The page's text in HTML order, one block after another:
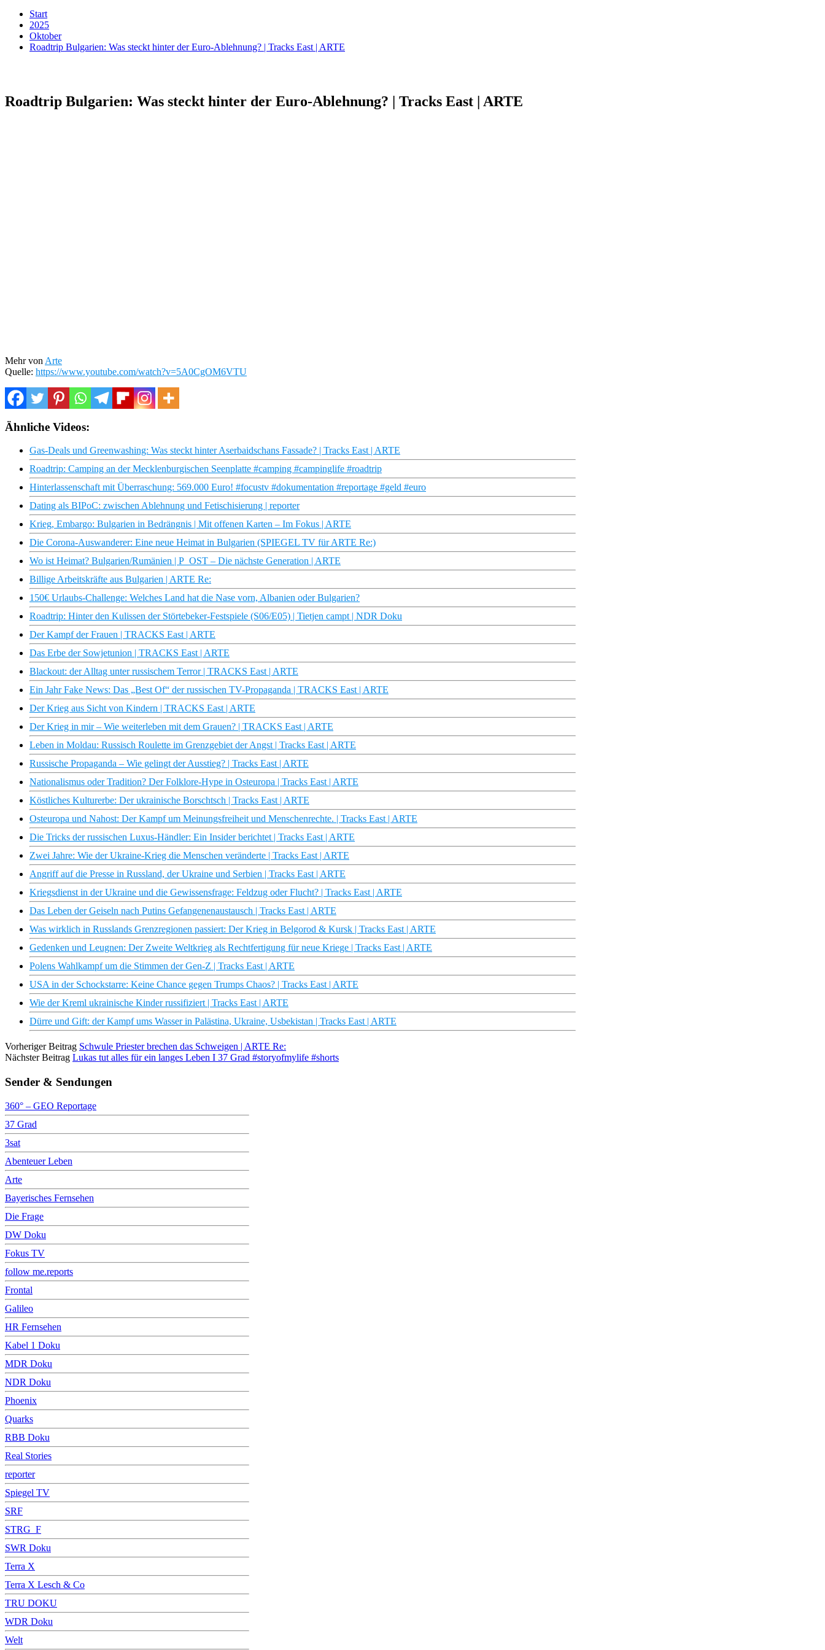
Start
2025
Oktober
Roadtrip Bulgarien: Was steckt hinter der Euro-Ablehnung? | Tracks East | ARTE
Roadtrip Bulgarien: Was steckt hinter der Euro-Ablehnung? | Tracks East | ARTE
Mehr von Arte
Quelle: https://www.youtube.com/watch?v=5A0CgOM6VTU
Ähnliche Videos:
Gas-Deals und Greenwashing: Was steckt hinter Aserbaidschans Fassade? | Tracks East | ARTE
Roadtrip: Camping an der Mecklenburgischen Seenplatte #camping #campinglife #roadtrip
Hinterlassenschaft mit Überraschung: 569.000 Euro! #focustv #dokumentation #reportage #geld #euro
Dating als BIPoC: zwischen Ablehnung und Fetischisierung | reporter
Krieg, Embargo: Bulgarien in Bedrängnis | Mit offenen Karten – Im Fokus | ARTE
Die Corona-Auswanderer: Eine neue Heimat in Bulgarien (SPIEGEL TV für ARTE Re:)
Wo ist Heimat? Bulgarien/Rumänien | P_OST – Die nächste Generation | ARTE
Billige Arbeitskräfte aus Bulgarien | ARTE Re:
150€ Urlaubs-Challenge: Welches Land hat die Nase vorn, Albanien oder Bulgarien?
Roadtrip: Hinter den Kulissen der Störtebeker-Festspiele (S06/E05) | Tietjen campt | NDR Doku
Der Kampf der Frauen | TRACKS East | ARTE
Das Erbe der Sowjetunion | TRACKS East | ARTE
Blackout: der Alltag unter russischem Terror | TRACKS East | ARTE
Ein Jahr Fake News: Das „Best Of“ der russischen TV-Propaganda | TRACKS East | ARTE
Der Krieg aus Sicht von Kindern | TRACKS East | ARTE
Der Krieg in mir – Wie weiterleben mit dem Grauen? | TRACKS East | ARTE
Leben in Moldau: Russisch Roulette im Grenzgebiet der Angst | Tracks East | ARTE
Russische Propaganda – Wie gelingt der Ausstieg? | Tracks East | ARTE
Nationalismus oder Tradition? Der Folklore-Hype in Osteuropa | Tracks East | ARTE
Köstliches Kulturerbe: Der ukrainische Borschtsch | Tracks East | ARTE
Osteuropa und Nahost: Der Kampf um Meinungsfreiheit und Menschenrechte. | Tracks East | ARTE
Die Tricks der russischen Luxus-Händler: Ein Insider berichtet | Tracks East | ARTE
Zwei Jahre: Wie der Ukraine-Krieg die Menschen veränderte | Tracks East | ARTE
Angriff auf die Presse in Russland, der Ukraine und Serbien | Tracks East | ARTE
Kriegsdienst in der Ukraine und die Gewissensfrage: Feldzug oder Flucht? | Tracks East | ARTE
Das Leben der Geiseln nach Putins Gefangenenaustausch | Tracks East | ARTE
Was wirklich in Russlands Grenzregionen passiert: Der Krieg in Belgorod & Kursk | Tracks East | ARTE
Gedenken und Leugnen: Der Zweite Weltkrieg als Rechtfertigung für neue Kriege | Tracks East | ARTE
Polens Wahlkampf um die Stimmen der Gen-Z | Tracks East | ARTE
USA in der Schockstarre: Keine Chance gegen Trumps Chaos? | Tracks East | ARTE
Wie der Kreml ukrainische Kinder russifiziert | Tracks East | ARTE
Dürre und Gift: der Kampf ums Wasser in Palästina, Ukraine, Usbekistan | Tracks East | ARTE
Vorheriger Beitrag Schwule Priester brechen das Schweigen | ARTE Re:
Nächster Beitrag Lukas tut alles für ein langes Leben I 37 Grad #storyofmylife #shorts
Sender & Sendungen
360° – GEO Reportage
37 Grad
3sat
Abenteuer Leben
Arte
Bayerisches Fernsehen
Die Frage
DW Doku
Fokus TV
follow me.reports
Frontal
Galileo
HR Fernsehen
Kabel 1 Doku
MDR Doku
NDR Doku
Phoenix
Quarks
RBB Doku
Real Stories
reporter
Spiegel TV
SRF
STRG_F
SWR Doku
Terra X
Terra X Lesch & Co
TRU DOKU
WDR Doku
Welt